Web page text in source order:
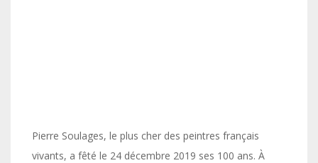
Pierre Soulages, le plus cher des peintres français
vivants, a fêté le 24 décembre 2019 ses 100 ans. À